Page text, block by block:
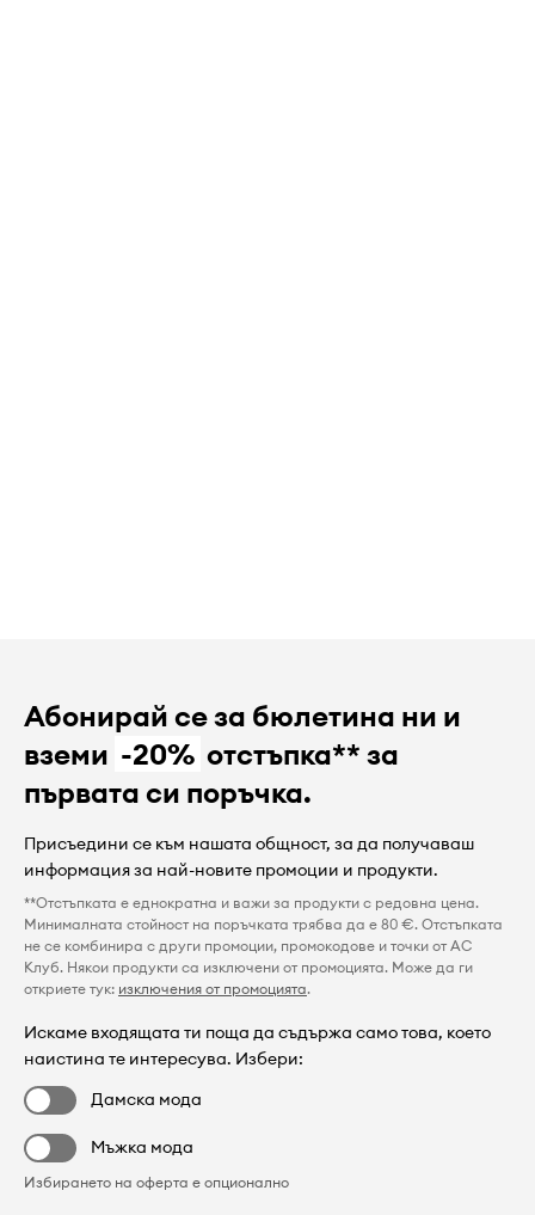
Абонирай се за бюлетина ни и
вземи -20% отстъпка** за
първата си поръчка.
Присъедини се към нашата общност, за да получаваш
информация за най-новите промоции и продукти.
**Отстъпката е еднократна и важи за продукти с редовна цена.
Минималната стойност на поръчката трябва да е 80 €. Отстъпката
не се комбинира с други промоции, промокодове и точки от AC
Клуб. Някои продукти са изключени от промоцията. Може да ги
откриете тук: изключения от промоцията.
Искаме входящата ти поща да съдържа само това, което
наистина те интересува. Избери:
Дамска мода
Мъжка мода
Избирането на оферта е опционално